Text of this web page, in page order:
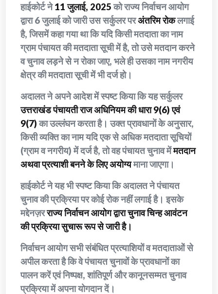
हाईकोर्ट ने11 जुलाई, 2025को राज्य निर्वाचन आयोग
द्वारा 6 जुलाई को जारी उस सर्कुलर परअंतरिम रोकलगाई
है, जिसमें कहा गया था कि यदि किसी मतदाता का नाम
ग्राम पंचायत की मतदाता सूची में है, तो उसे मतदान करने
व चुनाव लड़ने से न रोका जाए, भले ही उसका नाम नगरीय
क्षेत्र की मतदाता सूची में भी दर्ज हो।
अदालत ने अपने आदेश में स्पष्ट किया कि यह सर्कुलर
उत्तराखंड पंचायती राज अधिनियम की धारा 9(6) एवं
9(7)का उल्लंघन करता है। उक्त प्रावधानों के अनुसार,
किसी व्यक्ति का नाम यदि एक से अधिक मतदाता सूचियों
(ग्राम व नगरीय) में दर्ज है, तो वह पंचायत चुनाव मेंमतदान
अथवा प्रत्याशी बनने के लिए अयोग्यमाना जाएगा।
हाईकोर्ट ने यह भी स्पष्ट किया कि अदालत ने पंचायत
चुनाव की प्रक्रिया पर कोई रोक नहीं लगाई है। इसके
मद्देनज़रराज्य निर्वाचन आयोग द्वारा चुनाव चिन्ह आवंटन
की प्रक्रिया सुचारू रूप से जारी है।
निर्वाचन आयोग सभी संबंधित प्रत्याशियों व मतदाताओं से
अपील करता है कि वे पंचायत चुनावों के प्रावधानों का
पालन करें एवं निष्पक्ष, शांतिपूर्ण और कानूनसम्मत चुनाव
प्रक्रिया में अपना योगदान दें।